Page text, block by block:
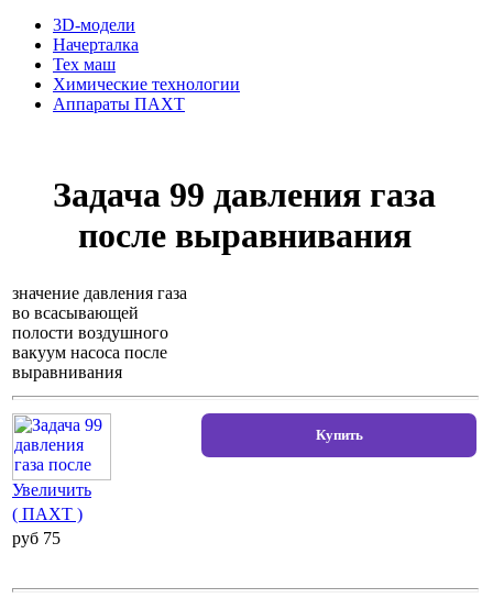
3D-модели
Начерталка
Тех маш
Химические технологии
Аппараты ПАХТ
Задача 99 давления газа
после выравнивания
значение давления газа
во всасывающей
полости воздушного
вакуум насоса после
выравнивания
Увеличить
( ПАХТ )
pуб 75